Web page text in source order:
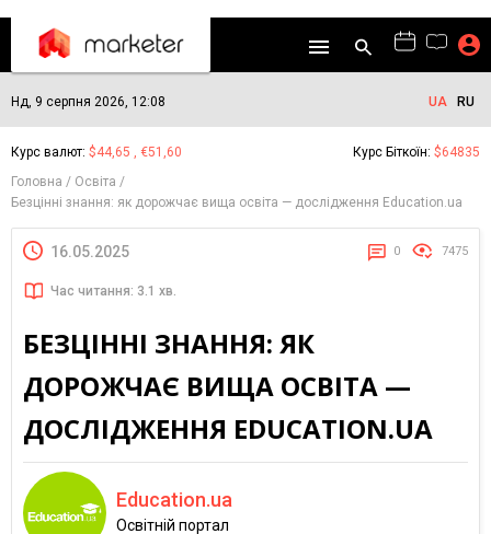
Нд, 9 серпня 2026, 12:08 UA RU
Курс валют: $44,65 , €51,60 Курс Біткоїн: $64835
Головна
Освіта
Безцінні знання: як дорожчає вища освіта — дослідження Education.ua
16.05.2025 0 7475
Час читання: 3.1 хв.
БЕЗЦІННІ ЗНАННЯ: ЯК
ДОРОЖЧАЄ ВИЩА ОСВІТА —
ДОСЛІДЖЕННЯ EDUCATION.UA
Education.ua
Освітній портал